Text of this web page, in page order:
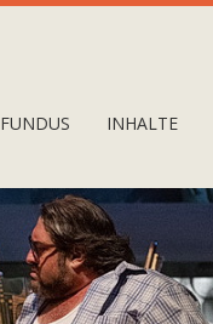
FUNDUS INHALTE